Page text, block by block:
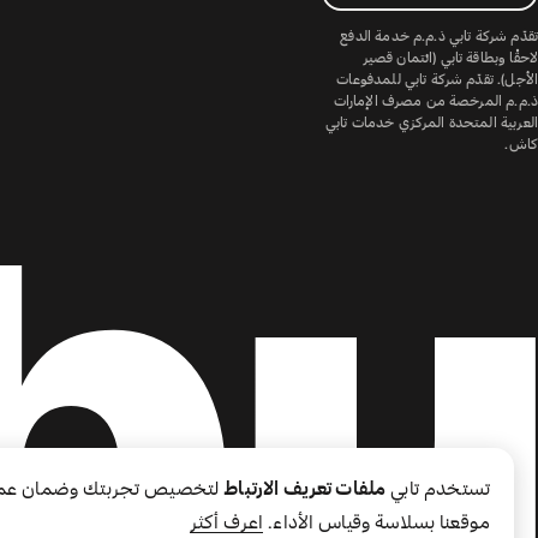
تقدّم شركة تابي ذ.م.م خدمة الدفع
لاحقًا وبطاقة تابي (ائتمان قصير
الأجل). تقدّم شركة تابي للمدفوعات
ذ.م.م المرخصة من مصرف الإمارات
العربية المتحدة المركزي خدمات تابي
كاش.
تستخدم تابي ملفات تعريف الارتباطلتخصيص تجربتك وضمان
موقعنا بسلاسة وقياس الأداء. اعرف أكثر